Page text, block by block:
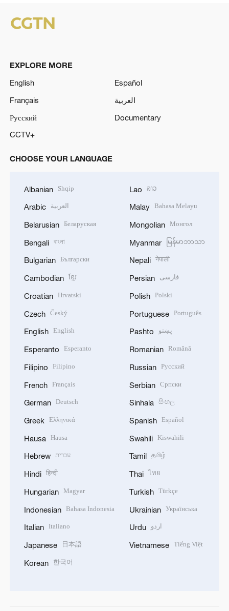
EXPLORE MORE
English
Español
Français
العربية
Русский
Documentary
CCTV+
CHOOSE YOUR LANGUAGE
Albanian Shqip
Arabic العربية
Belarusian Беларуская
Bengali বাংলা
Bulgarian Български
Cambodian ខ្មែរ
Croatian Hrvatski
Czech Český
English English
Esperanto Esperanto
Filipino Filipino
French Français
German Deutsch
Greek Ελληνικά
Hausa Hausa
Hebrew עברית
Hindi हिन्दी
Hungarian Magyar
Indonesian Bahasa Indonesia
Italian Italiano
Japanese 日本語
Korean 한국어
Lao ລາວ
Malay Bahasa Melayu
Mongolian Монгол
Myanmar မြန်မာဘာသာ
Nepali नेपाली
Persian فارسی
Polish Polski
Portuguese Português
Pashto پښتو
Romanian Română
Russian Русский
Serbian Српски
Sinhala සිංහල
Spanish Español
Swahili Kiswahili
Tamil தமிழ்
Thai ไทย
Turkish Türkçe
Ukrainian Українська
Urdu اردو
Vietnamese Tiếng Việt